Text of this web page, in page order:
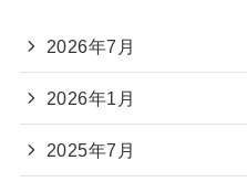
2026年7月
2026年1月
2025年7月